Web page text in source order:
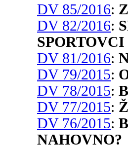
DV 85/2016:
DV 82/2016:
SPORTOVCI
DV 81/2016:
DV 79/2015:
DV 78/2015:
DV 77/2015:
DV 76/2015:
NAHOVNO?